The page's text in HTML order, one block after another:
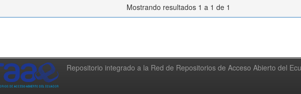
Mostrando resultados 1 a 1 de 1
Repositorio integrado a la Red de Repositorios de Acceso Abierto del